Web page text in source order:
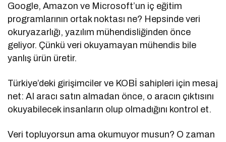
Google, Amazon ve Microsoft’un iç eğitim
programlarının ortak noktası ne? Hepsinde veri
okuryazarlığı, yazılım mühendisliğinden önce
geliyor. Çünkü veri okuyamayan mühendis bile
yanlış ürün üretir.
Türkiye’deki girişimciler ve KOBİ sahipleri için mesaj
net: AI aracı satın almadan önce, o aracın çıktısını
okuyabilecek insanların olup olmadığını kontrol et.
Veri topluyorsun ama okumuyor musun? O zaman